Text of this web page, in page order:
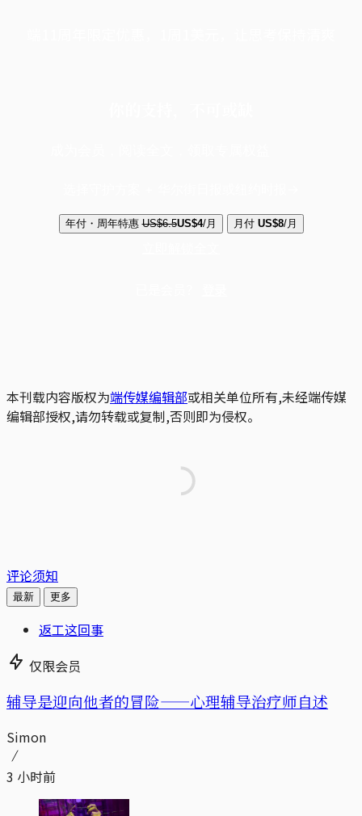
年付・周年特惠 US$6.5US$4/月 月付 US$8/月
本刊载内容版权为端传媒编辑部或相关单位所有,未经端传媒
编辑部授权,请勿转载或复制,否则即为侵权。
评论须知
最新 更多
返工这回事
仅限会员
辅导是迎向他者的冒险——心理辅导治疗师自述
Simon
3 小时前